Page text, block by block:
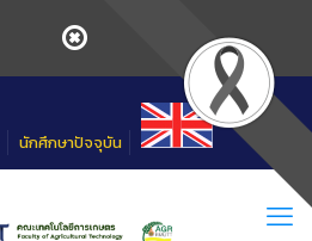
นักศึกษาปัจจุบัน